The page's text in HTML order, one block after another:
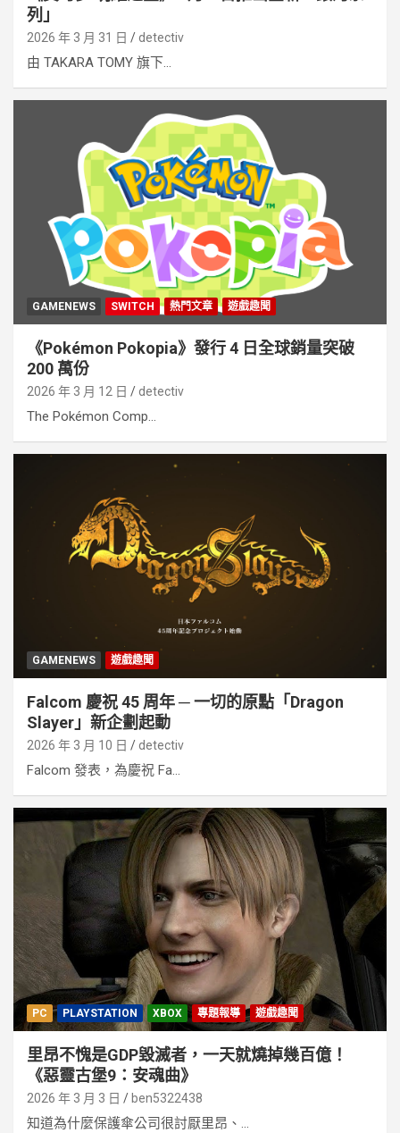
列」
2026 年 3 月 31 日 detectiv
由 TAKARA TOMY 旗下...
GAMENEWS SWITCH 熱門文章 遊戲趣聞
《Pokémon Pokopia》發行 4 日全球銷量突破
200 萬份
2026 年 3 月 12 日 detectiv
The Pokémon Comp...
GAMENEWS 遊戲趣聞
Falcom 慶祝 45 周年 ─ 一切的原點「Dragon
Slayer」新企劃起動
2026 年 3 月 10 日 detectiv
Falcom 發表，為慶祝 Fa...
PC PLAYSTATION XBOX 專題報導 遊戲趣聞
里昂不愧是GDP毀滅者，一天就燒掉幾百億！
《惡靈古堡9：安魂曲》
2026 年 3 月 3 日 ben5322438
知道為什麼保護傘公司很討厭里昂、...